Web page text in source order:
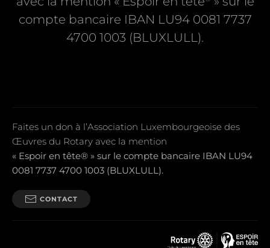
compte bancaire IBAN LU94 0081 7737
4700 1003 (BLUXLULL).
Faites un don à l’Association Luxembourgeoise des
Œuvres du Rotary avec la mention
« Espoir en tête® » sur le compte bancaire IBAN LU94
0081 7737 4700 1003 (BLUXLULL).
CONTACT